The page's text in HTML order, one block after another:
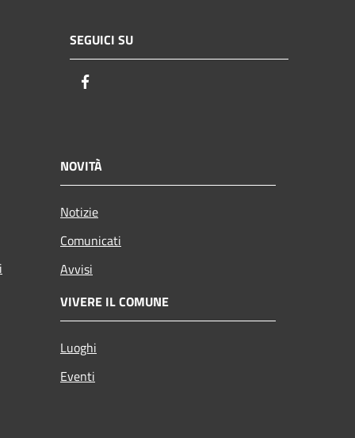
SEGUICI SU
NOVITÀ
Notizie
Comunicati
Avvisi
VIVERE IL COMUNE
Luoghi
Eventi